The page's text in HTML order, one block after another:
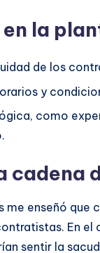
la
de los
y
como
cadena
me enseñó que
En
sentir la